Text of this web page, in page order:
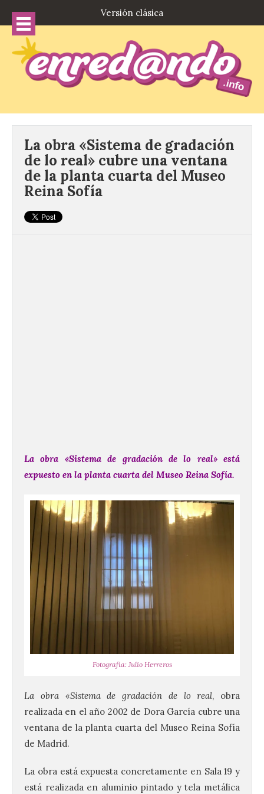
Versión clásica
La obra «Sistema de gradación
de lo real» cubre una ventana
de la planta cuarta del Museo
Reina Sofía
La obra «Sistema de gradación de lo real» está
expuesto en la planta cuarta del Museo Reina Sofía.
Fotografía: Julio Herreros
La obra «Sistema de gradación de lo real, obra
realizada en el año 2002 de Dora García cubre una
ventana de la planta cuarta del Museo Reina Sofía
de Madrid.
La obra está expuesta concretamente en Sala 19 y
está realizada en aluminio pintado y tela metálica
La UPSA impulsa la